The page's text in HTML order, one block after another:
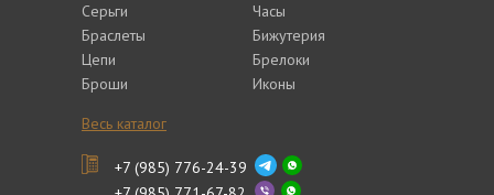
Серьги
Браслеты
Цепи
Броши
Часы
Бижутерия
Брелоки
Иконы
Весь каталог
+7 (985) 776-24-39